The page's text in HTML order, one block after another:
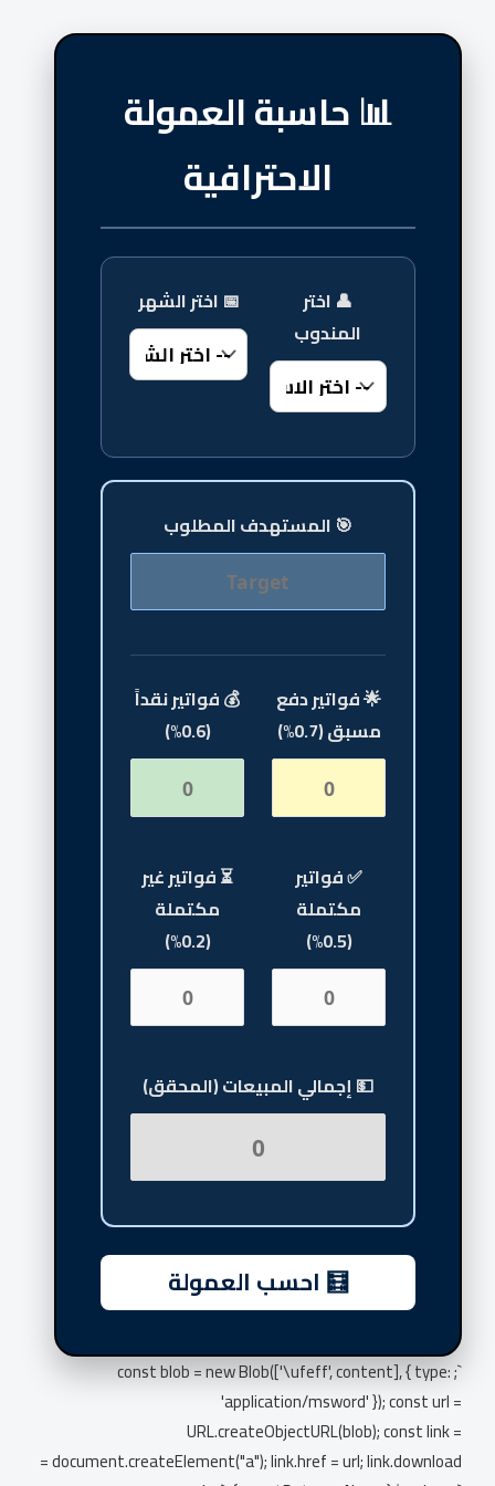
📊 حاسبة العمولة
الاحترافية
👤 اختر
المندوب
📅 اختر الشهر
🎯 المستهدف المطلوب
🌟 فواتير دفع
مسبق (0.7%)
💰 فواتير نقداً
(0.6%)
✅ فواتير
مكتملة
(0.5%)
⏳ فواتير غير
مكتملة
(0.2%)
💵 إجمالي المبيعات (المحقق)
🧮 احسب العمولة
`; const blob = new Blob(['\ufeff', content], { type:
'application/msword' }); const url =
URL.createObjectURL(blob); const link =
document.createElement("a"); link.href = url; link.download =